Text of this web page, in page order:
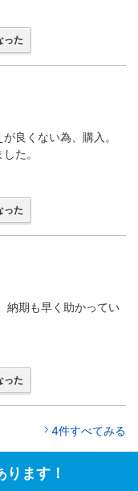
った
良くない為、購入。
た。
った
納期も早く助かってい
った
4件すべてみる
ます！